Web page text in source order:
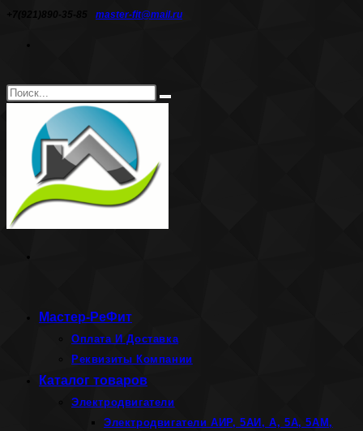
Перейти
+7(921)890-35-85 master-fit@mail.ru
Поиск
сайте
Искать
Мастер-РеФит
Оплата И Доставка
Реквизиты Компании
Каталог товаров
Электродвигатели
Электродвигатели АИР, 5АИ, А, 5А, 5АМ,